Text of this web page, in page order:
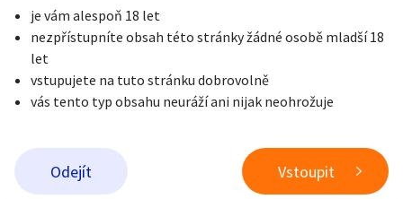
Sběratelství
Přidat inzerát
je vám alespoň 18 let
nezpřístupníte obsah této stránky žádné osobě mladší 18
let
vstupujete na tuto stránku dobrovolně
vás tento typ obsahu neuráží ani nijak neohrožuje
Odejít Vstoupit